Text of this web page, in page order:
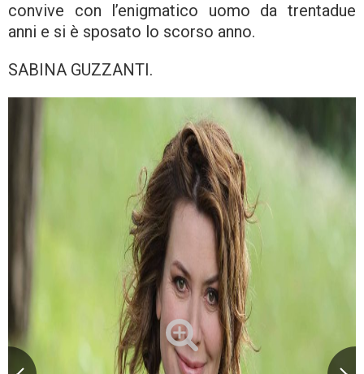
convive con l’enigmatico uomo da trentadue
anni e si è sposato lo scorso anno.
SABINA GUZZANTI.